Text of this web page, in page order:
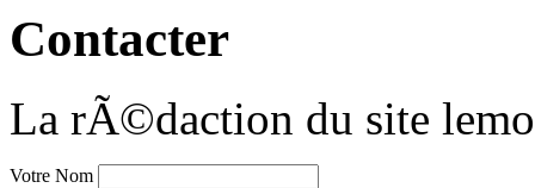
Contacter
La rÃ©daction du site
Votre Nom